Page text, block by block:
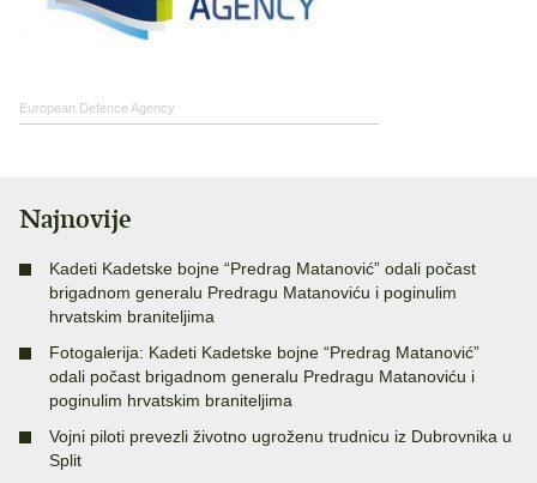
European Defence Agency
Najnovije
Kadeti Kadetske bojne “Predrag Matanović” odali počast
brigadnom generalu Predragu Matanoviću i poginulim
hrvatskim braniteljima
Fotogalerija: Kadeti Kadetske bojne “Predrag Matanović”
odali počast brigadnom generalu Predragu Matanoviću i
poginulim hrvatskim braniteljima
Vojni piloti prevezli životno ugroženu trudnicu iz Dubrovnika u
Split